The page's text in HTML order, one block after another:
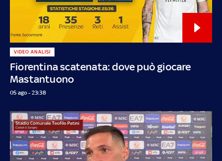
Fiorentina scatenata: dove può giocare
Mastantuono
VIDEO ANALISI
05 ago - 23:38